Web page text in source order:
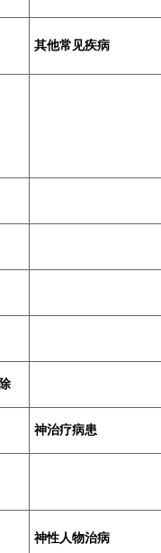
其他常见疾病
神治疗病患
神性人物治病